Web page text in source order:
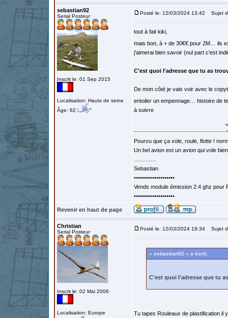
sebastian92
Serial Posteur
Inscrit le: 01 Sep 2015
Localisation: Hauts de seine
Âge: 62
Posté le: 12/03/2024 13:42 Sujet
tout à fait kiki,
mais bon, à + de 30€€ pour 2M… ils
j'aimerai bien savoir (nul part c'est
C'est quoi l'adresse que tu as
De mon côté je vais voir avec le
entoiler un empennage… histoire de
à suivre
Pourvu que ça vole, roule, flotte !
Un bel avion est un avion qui vole
Sebastian
••••••••••••••••••••
Vends module émission 2.4 ghz
••••••••••••••••••••
Revenir en haut de page
Christian
Serial Posteur
Inscrit le: 02 Mai 2006
Localisation: Europe
Posté le: 12/03/2024 19:34 Sujet
« sebastian92 » a écrit:
C'est quoi l'adresse que tu
Tu tapes Rouleaux de plastification il